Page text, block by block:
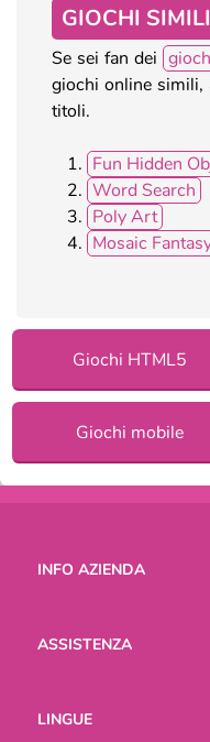
GIOCHI SIMILI
Se sei fan dei
giochi online simili,
titoli.
Fun Hidden
Word Search
Poly Art
Mosaic
Giochi HTML5
Giochi mobile
INFO AZIENDA
ASSISTENZA
LINGUE